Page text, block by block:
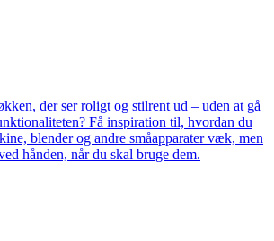
der ser roligt og stilrent ud – uden at gå
Få inspiration til, hvordan du
blender og andre småapparater væk, men
hånden, når du skal bruge dem.